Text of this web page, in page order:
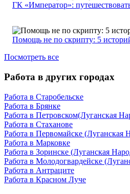
ГК «Император»:
Помощь не по скрипту: 5
Посмотреть все
Работа в других городах
Работа в Старобельске
Работа в Брянке
Работа в Петровском(Луганская
Работа в Стаханове
Работа в Первомайске (Луганская
Работа в Марковке
Работа в Зоринске (Луганская
Работа в Молодогвардейске
Работа в Антраците
Работа в Красном Луче